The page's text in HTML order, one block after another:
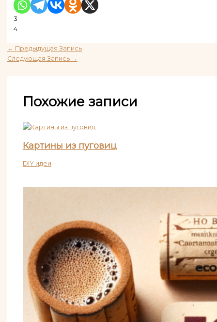
3
4
← Предыдущая Запись
Следующая Запись →
Похожие записи
Картины из пуговиц
DIY идеи